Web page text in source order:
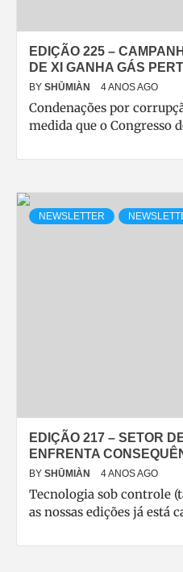
EDIÇÃO 225 –
DE XI GANHA GÁS
BY SHŪMIÀN 4 ANOS AGO
Condenações por
medida que o Congresso
NEWSLETTER
EDIÇÃO 217 – SETOR
ENFRENTA
BY SHŪMIÀN 4 ANOS AGO
Tecnologia sob controle
as nossas edições já está